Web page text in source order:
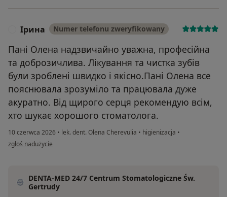
Ірина Numer telefonu zweryfikowany
Пані Олена надзвичайно уважна, професійна
та доброзичлива. Лікування та чистка зубів
були зроблені швидко і якісно.Пані Олена все
пояснювала зрозуміло та працювала дуже
акуратно. Від щирого серця рекомендую всім,
хто шукає хорошого стоматолога.
10 czerwca 2026 • lek. dent. Olena Cherevulia • higienizacja •
w opinii użytkownika Ірина
zgłoś nadużycie
DENTA-MED 24/7 Centrum Stomatologiczne Św.
Gertrudy